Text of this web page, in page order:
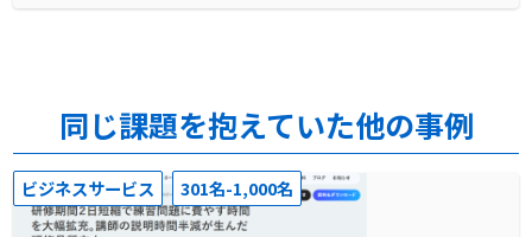
同じ課題を抱えていた他の事例
ビジネスサービス 301名-1,000名